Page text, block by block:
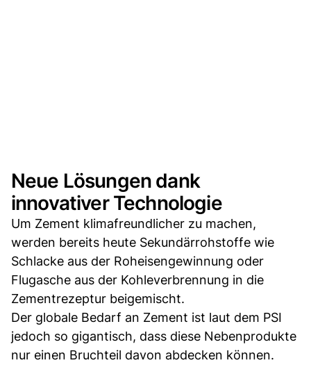
Neue Lösungen dank
innovativer Technologie
Um Zement klimafreundlicher zu machen,
werden bereits heute Sekundärrohstoffe wie
Schlacke aus der Roheisengewinnung oder
Flugasche aus der Kohleverbrennung in die
Zementrezeptur beigemischt.
Der globale Bedarf an Zement ist laut dem PSI
jedoch so gigantisch, dass diese Nebenprodukte
nur einen Bruchteil davon abdecken können.